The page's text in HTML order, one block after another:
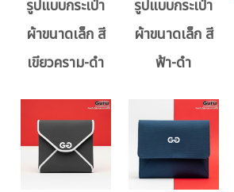
รูปแบบกระเป๋า
ผ้าขนาดเล็ก สี
เขียวคราม-ดำ
รูปแบบกระเป๋า
ผ้าขนาดเล็ก สี
ฟ้า-ดำ